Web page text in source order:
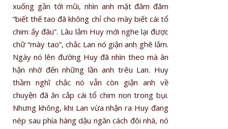
xuống gần tới mũi, nhìn anh mặt đăm đăm
“biết thế tao đã không chỉ cho mày biết cái tổ
chim ấy đâu”. Lâu lắm Huy mới nghe lại được
chữ “mày tao”, chắc Lan nó giận anh ghê lắm.
Ngày nó lên đường Huy đã nhìn theo mà ân
hận nhớ đến những lần anh trêu Lan. Huy
thầm nghĩ chắc nó vẫn còn giận anh về
chuyện đã ăn cắp cái tổ chim non trong bụi.
Nhưng không, khi Lan vừa nhận ra Huy đang
nép sau phía hàng dậu ngăn cách đôi nhà, nó